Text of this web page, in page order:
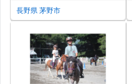
長野県 茅野市